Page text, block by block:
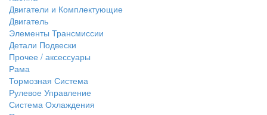
Двигатели и Комплектующие
Двигатель
Элементы Трансмиссии
Детали Подвески
Прочее / аксессуары
Рама
Тормозная Система
Рулевое Управление
Система Охлаждения